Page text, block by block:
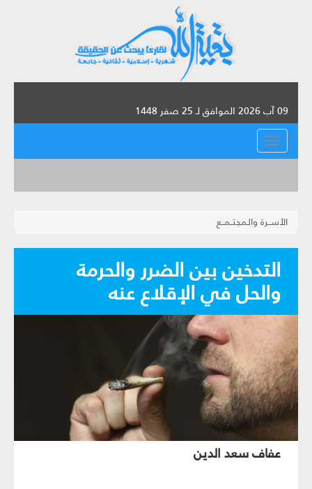
09 آب 2026 الموافق لـ 25 صفر 1448
القائمة
الأســرة والـمجتــمــع
التدخين بين الضرر والحرمة
والحل في الإقلاع عنه‏
عفاف سعد الدين‏